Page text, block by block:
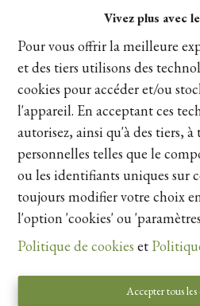
Vivez plus avec
Pour vous offrir la meilleure
et des tiers utilisons des
cookies pour accéder et/ou
l'appareil. En acceptant ces
autorisez, ainsi qu'à des tiers, à
personnelles telles que le
ou les identifiants uniques sur
toujours modifier votre choix
l'option 'cookies' ou
Politique de cookies et
Accepter tous les
Heverlee
3050 Oud-Heverlee
Ref:77 |100% Vendu
Contacteer ons